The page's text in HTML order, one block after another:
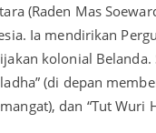
(Raden Mas
Ia mendirikan
kolonial
(di depan
dan “Tut Wuri